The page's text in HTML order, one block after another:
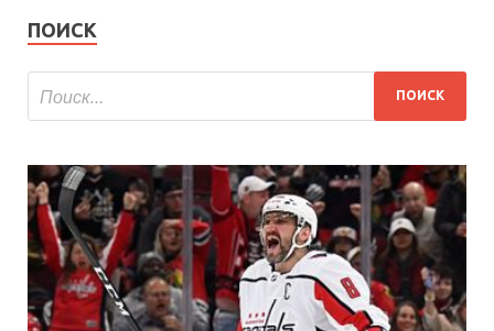
ПОИСК